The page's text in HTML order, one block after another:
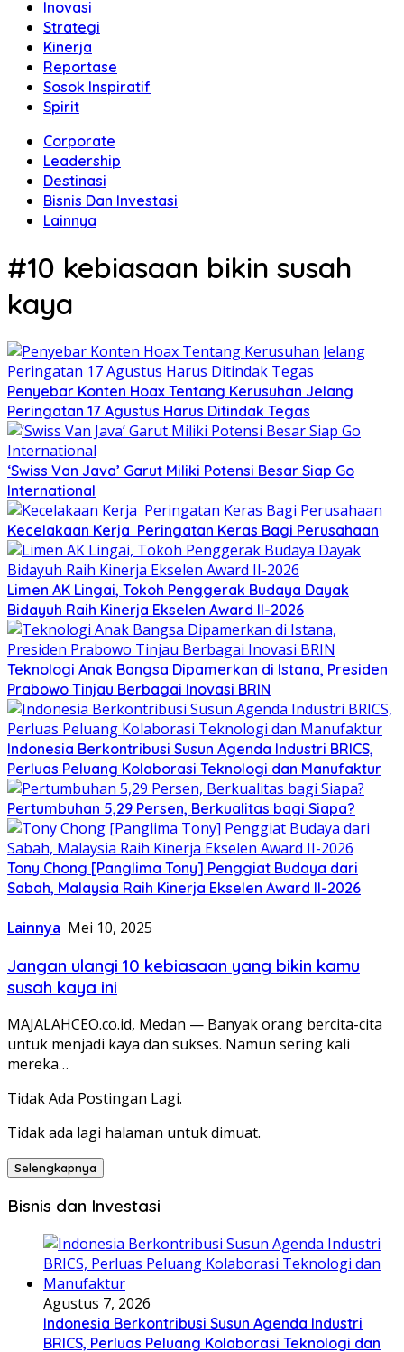
Inovasi
Strategi
Kinerja
Reportase
Sosok Inspiratif
Spirit
Corporate
Leadership
Destinasi
Bisnis Dan Investasi
Lainnya
#10 kebiasaan bikin susah
kaya
Penyebar Konten Hoax Tentang Kerusuhan Jelang
Peringatan 17 Agustus Harus Ditindak Tegas
‘Swiss Van Java’ Garut Miliki Potensi Besar Siap Go
International
Kecelakaan Kerja Peringatan Keras Bagi Perusahaan
Limen AK Lingai, Tokoh Penggerak Budaya Dayak
Bidayuh Raih Kinerja Ekselen Award II-2026
Teknologi Anak Bangsa Dipamerkan di Istana, Presiden
Prabowo Tinjau Berbagai Inovasi BRIN
Indonesia Berkontribusi Susun Agenda Industri BRICS,
Perluas Peluang Kolaborasi Teknologi dan Manufaktur
Pertumbuhan 5,29 Persen, Berkualitas bagi Siapa?
Tony Chong [Panglima Tony] Penggiat Budaya dari
Sabah, Malaysia Raih Kinerja Ekselen Award II-2026
Lainnya Mei 10, 2025
Jangan ulangi 10 kebiasaan yang bikin kamu
susah kaya ini
MAJALAHCEO.co.id, Medan — Banyak orang bercita-cita
untuk menjadi kaya dan sukses. Namun sering kali
mereka…
Tidak Ada Postingan Lagi.
Tidak ada lagi halaman untuk dimuat.
Selengkapnya
Bisnis dan Investasi
Agustus 7, 2026
Indonesia Berkontribusi Susun Agenda Industri
BRICS, Perluas Peluang Kolaborasi Teknologi dan